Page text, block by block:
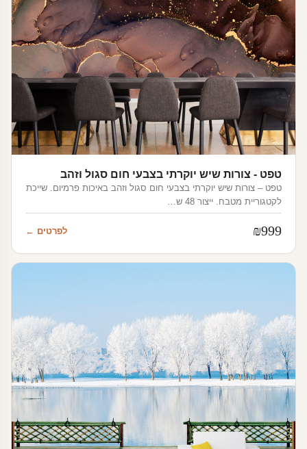
טפט - צורות שיש יוקרתי בצבעי חום סגול וזהב
טפט – צורות שיש יוקרתי בצבעי חום סגול וזהב באיכות פרמיום. שייכת
לקטגוריית מטבח. ייצור 48 ש…
₪999 לפרטים ←